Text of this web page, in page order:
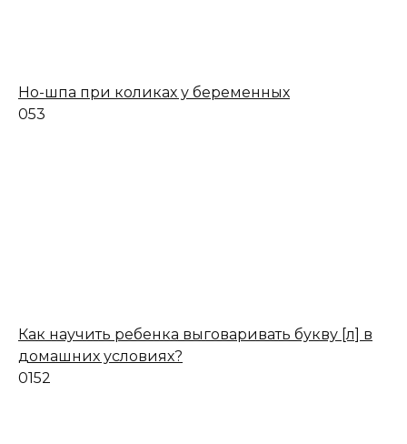
Но-шпа при коликах у беременных
053
Как научить ребенка выговаривать букву [л] в
домашних условиях?
0152